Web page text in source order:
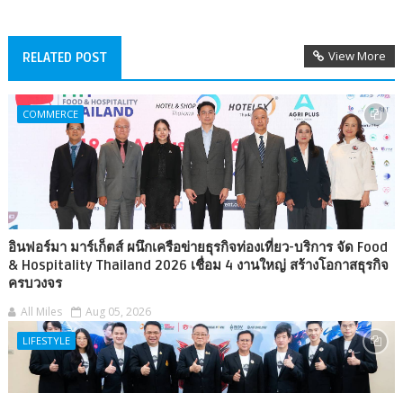
RELATED POST View More
COMMERCE
อินฟอร์มา มาร์เก็ตส์ ผนึกเครือข่ายธุรกิจท่องเที่ยว-บริการ จัด Food
& Hospitality Thailand 2026 เชื่อม 4 งานใหญ่ สร้างโอกาสธุรกิจ
ครบวงจร
All Miles Aug 05, 2026
LIFESTYLE